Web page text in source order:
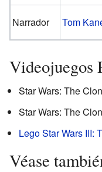
Narrador Tom
Videojuegos
Star Wars: The
Star Wars: The
Lego Star Wars III:
Véase